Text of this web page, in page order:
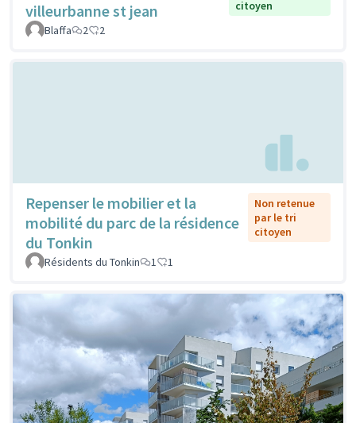
villeurbanne st jean
citoyen
Blaffa
2 2
Repenser le mobilier et la
mobilité du parc de la résidence
du Tonkin
Non retenue
par le tri
citoyen
Résidents du Tonkin 1 1